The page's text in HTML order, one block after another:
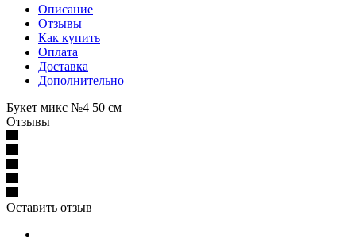
Описание
Отзывы
Как купить
Оплата
Доставка
Дополнительно
Букет микс №4 50 см
Отзывы
Оставить отзыв